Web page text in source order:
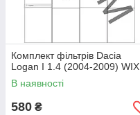
Комплект фільтрів Dacia
Logan I 1.4 (2004-2009) WIX
В наявності
580 ₴